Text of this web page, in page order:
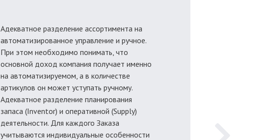
Адекватное разделение ассортимента на
автоматизированное управление и ручное.
При этом необходимо понимать, что
основной доход компания получает именно
на автоматизируемом, а в количестве
артикулов он может уступать ручному.
Адекватное разделение планирования
запаса (Inventor) и оперативной (Supply)
деятельности. Для каждого Заказа
учитываются индивидуальные особенности